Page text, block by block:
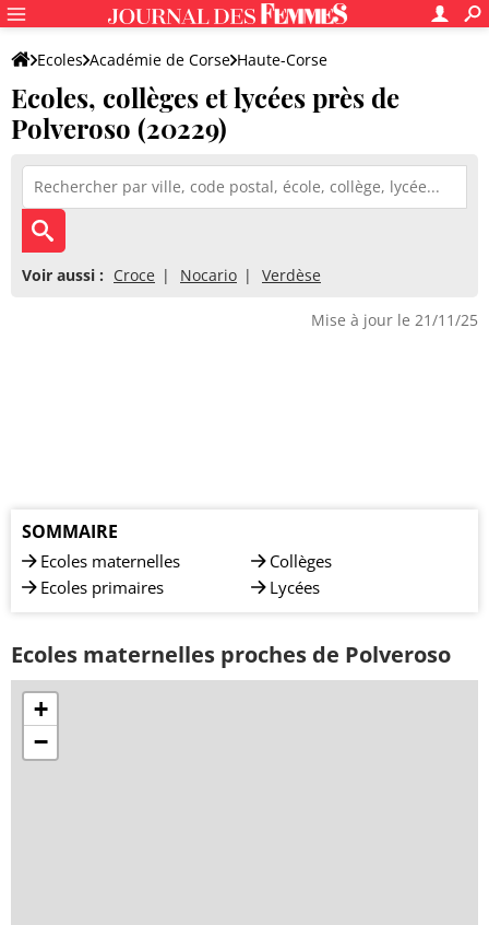
Ecoles Académie de Corse Haute-Corse
Ecoles, collèges et lycées près de
Polveroso (20229)
Voir aussi : Croce Nocario Verdèse
Mise à jour le 21/11/25
SOMMAIRE
Ecoles maternelles
Ecoles primaires
Collèges
Lycées
Ecoles maternelles proches de Polveroso
+
−